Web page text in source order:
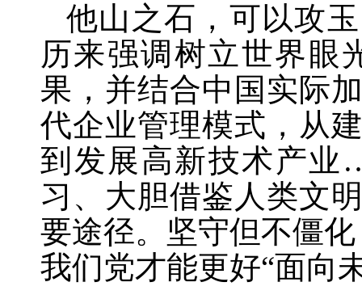
他山之石，可以攻
历来强调树立世界眼
果，并结合中国实际
代企业管理模式，从
到发展高新技术产业
习、大胆借鉴人类文
要途径。坚守但不僵
我们党才能更好“面向